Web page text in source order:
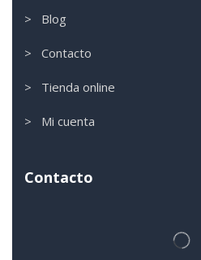
> Blog
> Contacto
> Tienda online
> Mi cuenta
Contacto